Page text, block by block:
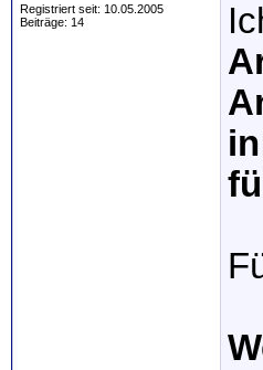
Registriert seit: 10.05.2005
Beiträge: 14